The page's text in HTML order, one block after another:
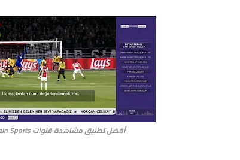
أفضل تطبيق مشاهدة قنوات BeIn Sports